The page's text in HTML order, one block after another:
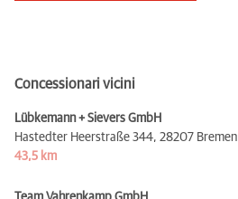
Concessionari vicini
Lübkemann + Sievers GmbH
Hastedter Heerstraße 344, 28207 Bremen
43,5 km